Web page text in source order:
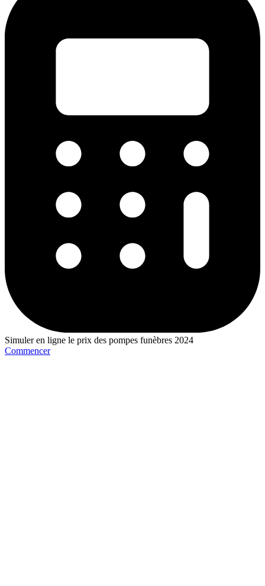
Simuler en ligne le prix des pompes funèbres 2024
Commencer